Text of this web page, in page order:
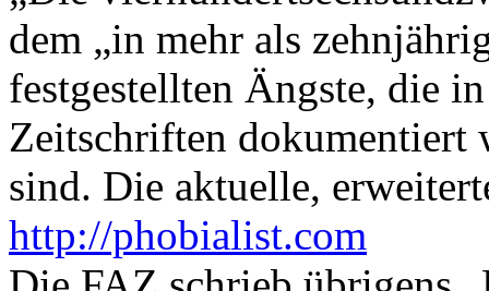
dem „in mehr als
festgestellten Ängste, die
Zeitschriften dokumentiert
sind. Die aktuelle,
http://phobialist.com